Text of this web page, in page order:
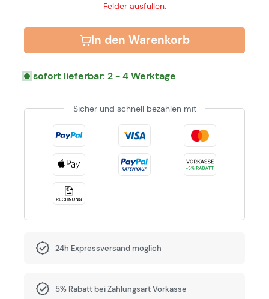
Felder ausfüllen.
In den Warenkorb
sofort lieferbar: 2 - 4 Werktage
Sicher und schnell bezahlen mit
24h Expressversand möglich
5% Rabatt bei Zahlungsart Vorkasse